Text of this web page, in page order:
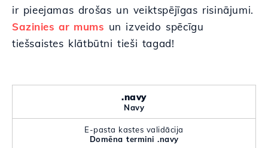
ir pieejamas drošas un veiktspējīgas risinājumi.
Sazinies ar mums un izveido spēcīgu
tiešsaistes klātbūtni tieši tagad!
.navy
Navy
E-pasta kastes validācija
Domēna termini .navy